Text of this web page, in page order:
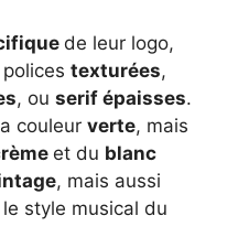
de leur logo,
texturées,
, ou serif épaisses.
couleur verte, mais
et du blanc
, mais aussi
style musical du